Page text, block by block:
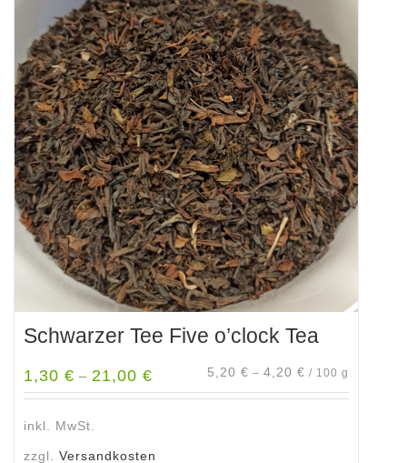
Varianten
auf.
Die
Optionen
können
auf
der
Produktseite
gewählt
werden
Schwarzer Tee Five o’clock Tea
1,30 € – 21,00 € 5,20 € – 4,20 € / 100 g
inkl. MwSt.
zzgl. Versandkosten